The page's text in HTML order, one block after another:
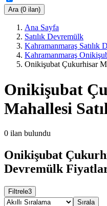
Ara (0 ilan)
Ana Sayfa
Satılık Devremülk
Kahramanmaraş Satılık
Kahramanmaraş
Onikişubat Çukurhisar
Onikişubat
Mahallesi
0 ilan bulundu
Onikişubat
Devremülk
Filtrele3
Sırala